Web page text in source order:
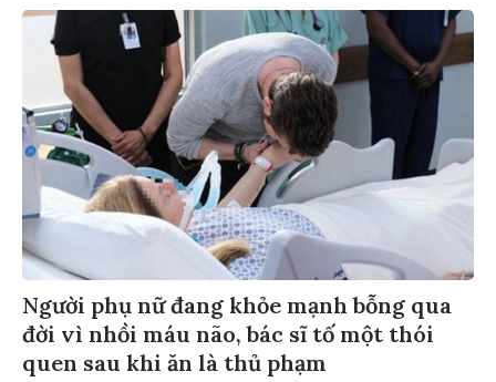
Người phụ nữ đang khỏe mạnh bỗng qua
đời vì nhồi máu não, bác sĩ tố một thói
quen sau khi ăn là thủ phạm